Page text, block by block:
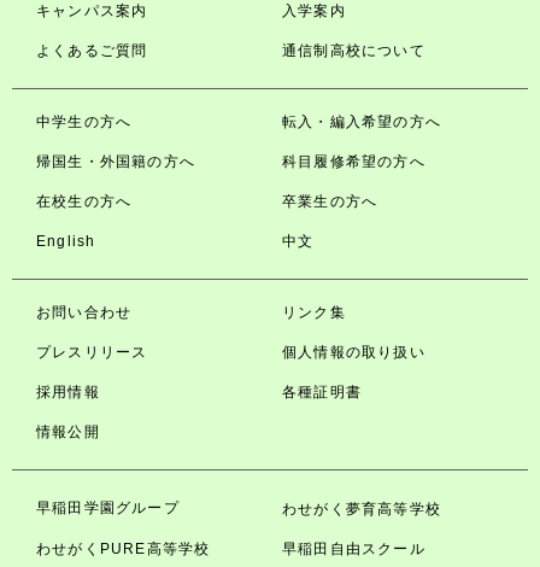
キャンパス案内 入学案内
よくあるご質問 通信制高校について
中学生の方へ 転入・編入希望の方へ
帰国生・外国籍の方へ 科目履修希望の方へ
在校生の方へ 卒業生の方へ
English 中文
お問い合わせ リンク集
プレスリリース 個人情報の取り扱い
採用情報 各種証明書
情報公開
早稲田学園グループ わせがく夢育高等学校
わせがくPURE高等学校 早稲田自由スクール